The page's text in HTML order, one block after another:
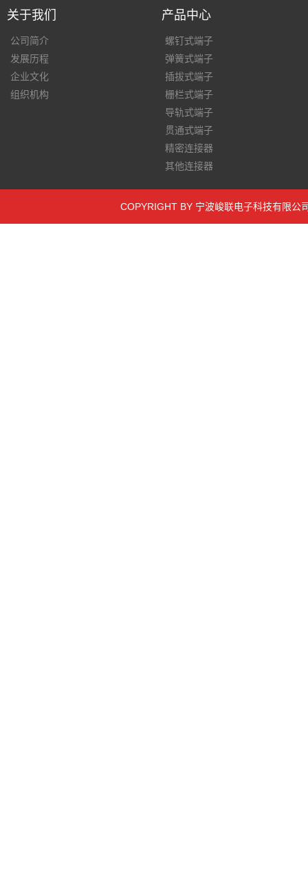
关于我们
公司简介
发展历程
企业文化
组织机构
产品中心
螺钉式端子
弹簧式端子
插拔式端子
栅栏式端子
导轨式端子
贯通式端子
精密连接器
其他连接器
COPYRIGHT BY 宁波峻联电子科技有限公